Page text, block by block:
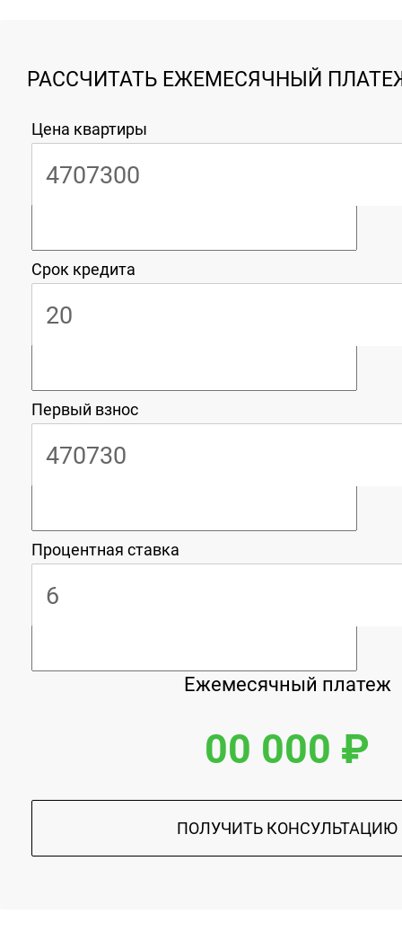
РАССЧИТАТЬ ЕЖЕМЕСЯЧНЫЙ
Цена квартиры
Срок кредита
Первый взнос
Процентная ставка
Ежемесячный платеж
00 000 ₽
ПОЛУЧИТЬ КОНСУЛЬТАЦИЮ